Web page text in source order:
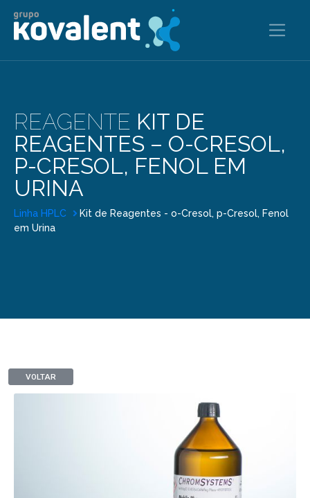
REAGENTE KIT DE
REAGENTES – O-CRESOL,
P-CRESOL, FENOL EM
URINA
Linha HPLC
Kit de Reagentes - o-Cresol, p-Cresol, Fenol
em Urina
VOLTAR